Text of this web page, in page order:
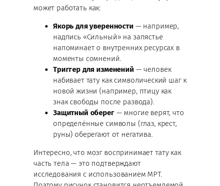
может работать как:
Якорь для уверенности — например,
надпись «Сильный» на запястье
напоминает о внутренних ресурсах в
моменты сомнений.
Триггер для изменений — человек
набивает тату как символический шаг к
новой жизни (например, птицу как
знак свободы после развода).
Защитный оберег— многие верят, что
определённые символы (глаз, крест,
руны) оберегают от негатива.
Интересно, что мозг воспринимает тату как
часть тела — это подтверждают
исследования с использованием МРТ.